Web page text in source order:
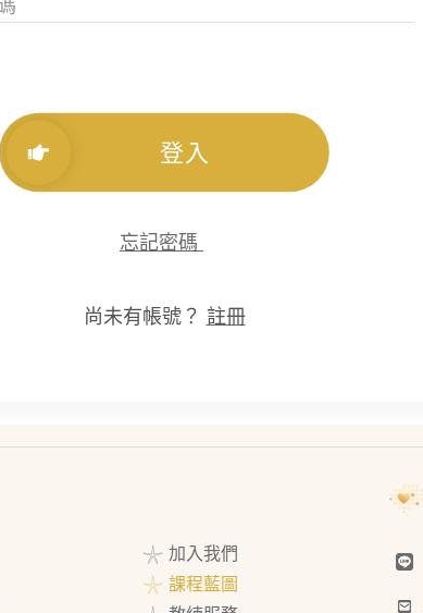
登入
忘記密碼
尚未有帳號？ 註冊
𓇼 加入我們
𓇼 課程藍圖